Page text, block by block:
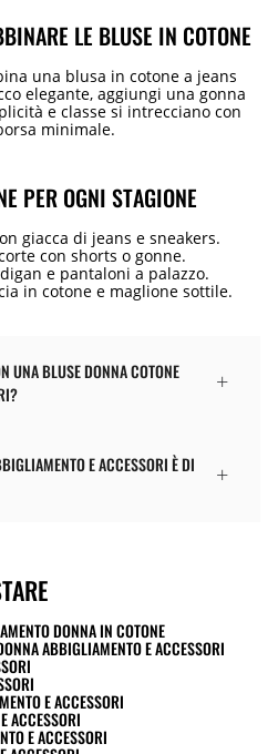
LE BLUSE IN COTONE
una blusa in cotone a jeans
elegante, aggiungi una gonna
e classe si intrecciano con
minimale.
PER OGNI STAGIONE
giacca di jeans e sneakers.
con shorts o gonne.
e pantaloni a palazzo.
in cotone e maglione sottile.
UNA BLUSE DONNA COTONE
E ACCESSORI È DI
DONNA IN COTONE
ABBIGLIAMENTO E ACCESSORI
E ACCESSORI
ACCESSORI
E ACCESSORI